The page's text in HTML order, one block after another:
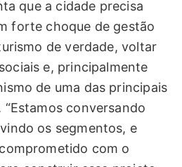
que a cidade precisa
forte choque de gestão
de verdade, voltar
e, principalmente
de uma das principais
conversando
os segmentos, e
com o